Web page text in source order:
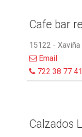
Cafe bar
15122 - Xaviña
Email
722 38 77 41
Calzados